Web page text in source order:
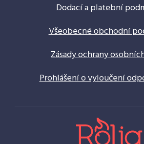
Dodací a platební
Všeobecné obchodní
Zásady ochrany
Prohlášení o vyloučení